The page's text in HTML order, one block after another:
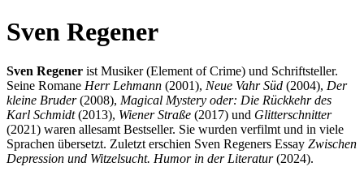
Sven Regener
Sven Regener ist Musiker (Element of Crime) und Schriftsteller.
Seine Romane Herr Lehmann (2001), Neue Vahr Süd (2004), Der
kleine Bruder(2008), Magical Mystery oder: Die Rückkehr des
Karl Schmidt(2013), Wiener Straße (2017) und Glitterschnitter
(2021) waren allesamt Bestseller. Sie wurden verfilmt und in viele
Sprachen übersetzt. Zuletzt erschien Sven Regeners Essay Zwischen
Depression und Witzelsucht. Humor in der Literatur(2024).